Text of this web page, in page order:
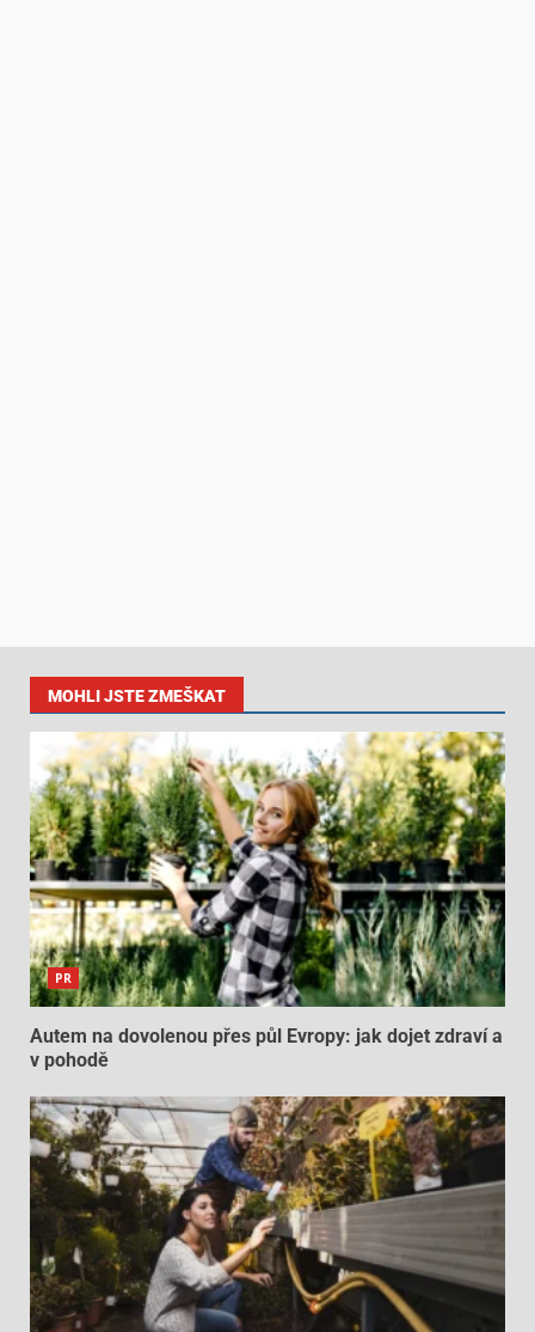
MOHLI JSTE ZMEŠKAT
PR
Autem na dovolenou přes půl Evropy: jak dojet zdraví a
v pohodě